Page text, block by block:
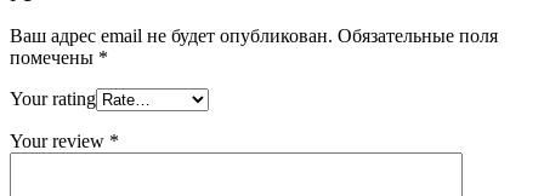
Ваш адрес email не будет опубликован. Обязательные поля
помечены *
Your rating
Your review *